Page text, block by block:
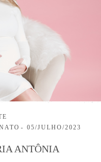
05/JULHO/2023
ANTÔNIA